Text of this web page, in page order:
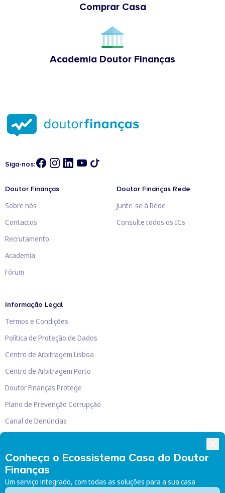
Comprar Casa
Academia Doutor Finanças
Conheça o Ecossistema Casa do Doutor
Finanças
Um serviço integrado, com todas as soluções para a sua casa
Siga-nos:
Doutor Finanças
Sobre nós
Contactos
Recrutamento
Academia
Fórum
Doutor Finanças Rede
Junte-se à Rede
Consulte todos os ICs
Informação Legal
Termos e Condições
Política de Proteção de Dados
Centro de Arbitragem Lisboa
Centro de Arbitragem Porto
Doutor Finanças Protege
Plano de Prevenção Corrupção
Canal de Denúncias
Doutor Finanças, Lda